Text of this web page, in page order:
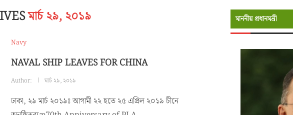
মার্চ ২৯, ২০১৯
Navy
NAVAL SHIP LEAVES FOR CHINA
Author: মার্চ ২৯, ২০১৯
ঢাকা, ২৯ মার্চ ২০১৯ঃ আগামী ২২ হতে ২৫ এপ্রিল ২০১৯ চীনে
মাননীয় প্রধানমন্রী